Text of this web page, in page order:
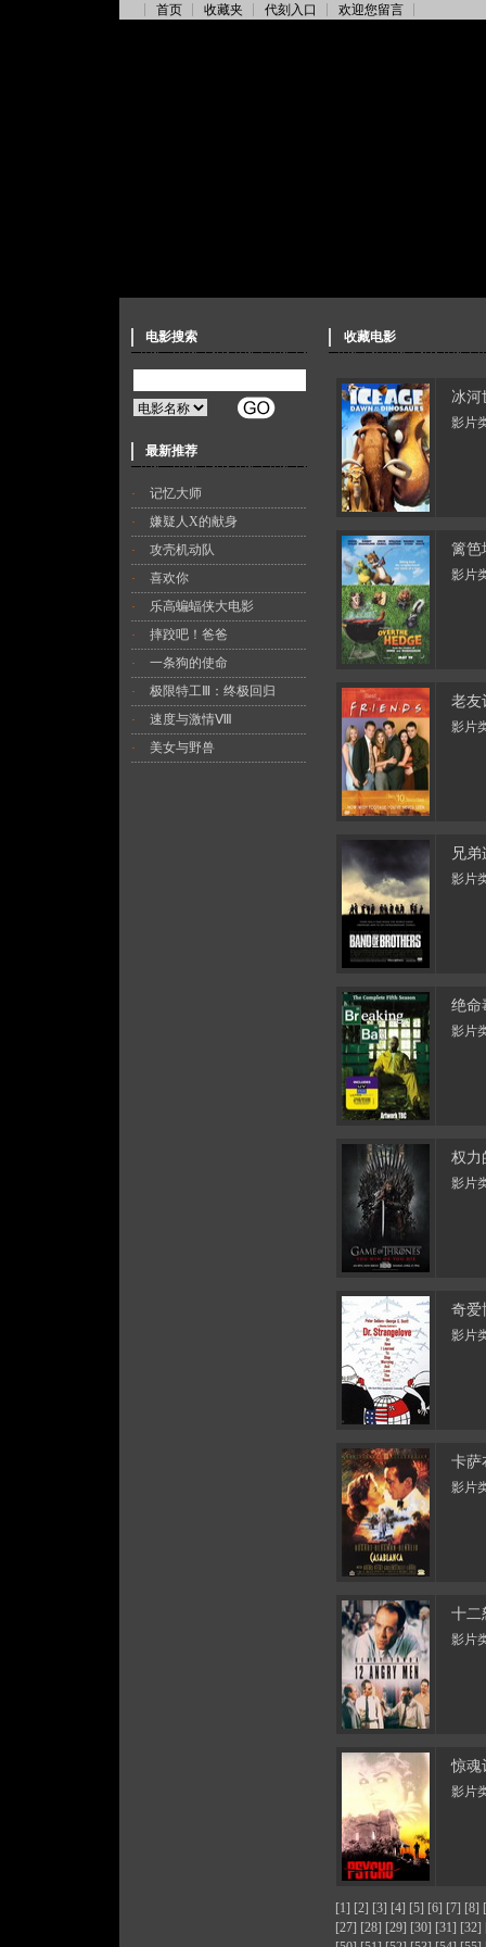
首页 收藏夹 代刻入口 欢迎您留言
电影搜索
最新推荐
·
记忆大师
·
嫌疑人X的献身
·
攻壳机动队
·
喜欢你
·
乐高蝙蝠侠大电影
·
摔跤吧！爸爸
·
一条狗的使命
·
极限特工Ⅲ：终极回归
·
速度与激情Ⅷ
·
美女与野兽
收藏电影
冰
影片
篱笆
影片
老友
影片
兄
影片
绝命
影片
权力
影片
奇爱
影片
卡萨
影片
十二
影片
惊魂
影片
[1] [2] [3] [4] [5] [6] [7] [8]
[27] [28] [29] [30] [31] [32]